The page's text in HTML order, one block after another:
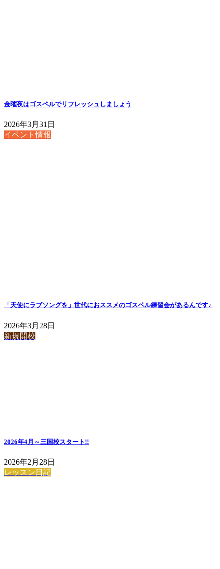
金曜夜はゴスペルでリフレッシュしましょう
2026年3月31日
イベント情報
「天使にラブソングを」世代におススメのゴスペル練習会があるんです♪
2026年3月28日
新規開校
2026年4月～三国校スタート!!
2026年2月28日
レッスン日記